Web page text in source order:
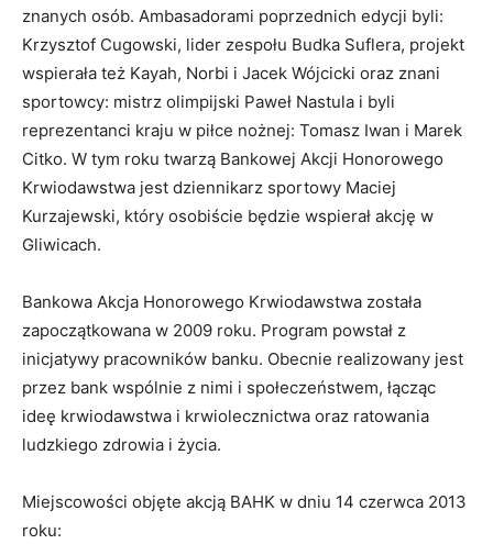
znanych osób. Ambasadorami poprzednich edycji byli:
Krzysztof Cugowski, lider zespołu Budka Suflera, projekt
wspierała też Kayah, Norbi i Jacek Wójcicki oraz znani
sportowcy: mistrz olimpijski Paweł Nastula i byli
reprezentanci kraju w piłce nożnej: Tomasz Iwan i Marek
Citko. W tym roku twarzą Bankowej Akcji Honorowego
Krwiodawstwa jest dziennikarz sportowy Maciej
Kurzajewski, który osobiście będzie wspierał akcję w
Gliwicach.
Bankowa Akcja Honorowego Krwiodawstwa została
zapoczątkowana w 2009 roku. Program powstał z
inicjatywy pracowników banku. Obecnie realizowany jest
przez bank wspólnie z nimi i społeczeństwem, łącząc
ideę krwiodawstwa i krwiolecznictwa oraz ratowania
ludzkiego zdrowia i życia.
Miejscowości objęte akcją BAHK w dniu 14 czerwca 2013
roku: